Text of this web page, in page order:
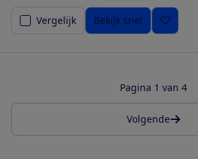
Vergelijk Bekijk snel
Pagina 1 van 4
Volgende